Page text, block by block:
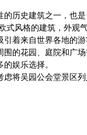
历史建筑之一，也
式风格的建筑，外观
着来自世界各地的
的花园、庭院和广
娱乐选择。
将吴园公会堂景区